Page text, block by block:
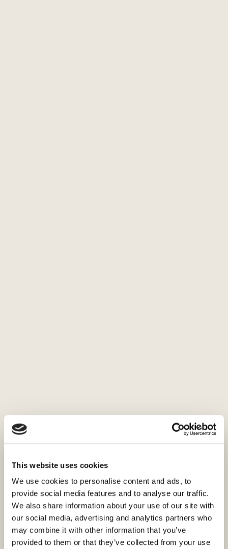
This website uses cookies
We use cookies to personalise content and ads, to
provide social media features and to analyse our traffic.
We also share information about your use of our site with
our social media, advertising and analytics partners who
may combine it with other information that you’ve
provided to them or that they’ve collected from your use